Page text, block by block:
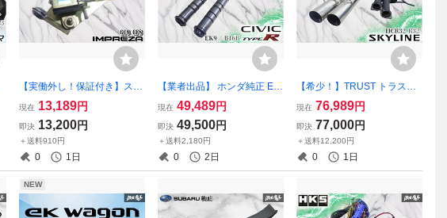
【実働外し！保証付き】スバ
ル純正 GC8 GF8 インプレッ
サ WRX STI ブーストコント
ロールソレノイドバルブ DE
NSO 136200-1800 激安魔王
現在 13,189円
即決 13,200円
＋送料910円
0 1日
【業者出品】 ホンダ純正 EK
9 シビック タイプR B16B カ
ムシャフト IN EX セット CIV
IC TYPE R ノーマル エンジ
ン部品 純正部品 パーツ
現在 49,489円
即決 49,500円
＋送料2,180円
0 2日
【希少！】TRUST トラスト
HCR32 R32 スカイライン タ
イプM RB20DET DDマフラ
ー マフラー デュアル出し 20
2-NS002 ドリフト ドリ車 当
時物
現在 76,989円
即決 77,000円
＋送料12,200円
0 1日
NEW